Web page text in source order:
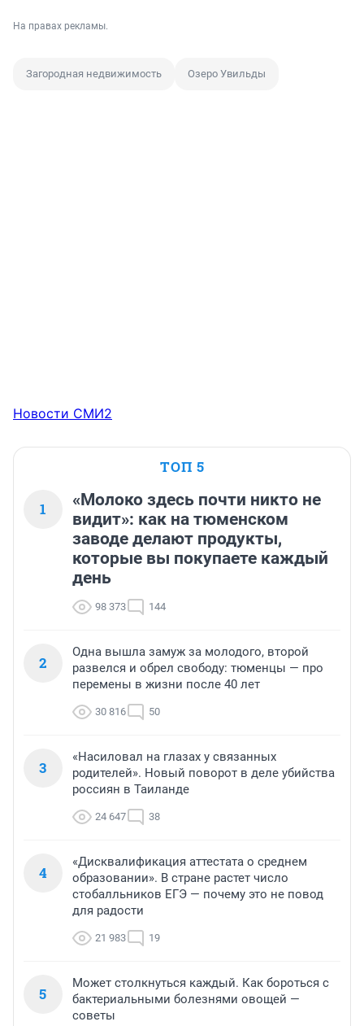
На правах рекламы.
Загородная недвижимость Озеро Увильды
Новости СМИ2
ТОП 5
1
«Молоко здесь почти никто не
видит»: как на тюменском
заводе делают продукты,
которые вы покупаете каждый
день
98 373 144
2
Одна вышла замуж за молодого, второй
развелся и обрел свободу: тюменцы — про
перемены в жизни после 40 лет
30 816 50
3
«Насиловал на глазах у связанных
родителей». Новый поворот в деле убийства
россиян в Таиланде
24 647 38
4
«Дисквалификация аттестата о среднем
образовании». В стране растет число
стобалльников ЕГЭ — почему это не повод
для радости
21 983 19
5
Может столкнуться каждый. Как бороться с
бактериальными болезнями овощей —
советы